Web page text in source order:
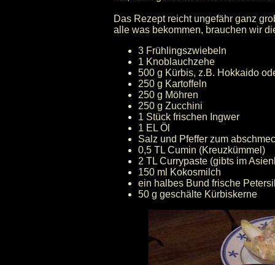
Das Rezept reicht ungefähr ganz
alle was bekommen, brauchen wir
3 Frühlingszwiebeln
1 Knoblauchzehe
500 g Kürbis, z.B. Hokkaido
250 g Kartoffeln
250 g Möhren
250 g Zucchini
1 Stück frischen Ingwer
1 EL Öl
Salz und Pfeffer zum
0,5 TL Cumin (Kreuzkümmel)
2 TL Currypaste (gibts im
150 ml Kokosmilch
ein halbes Bund frische
50 g geschälte Kürbiskerne